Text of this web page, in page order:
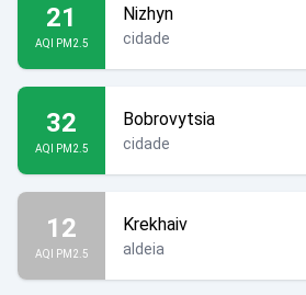
21
AQI PM2.5
Nizhyn
cidade
32
AQI PM2.5
Bobrovytsia
cidade
12
AQI PM2.5
Krekhaiv
aldeia